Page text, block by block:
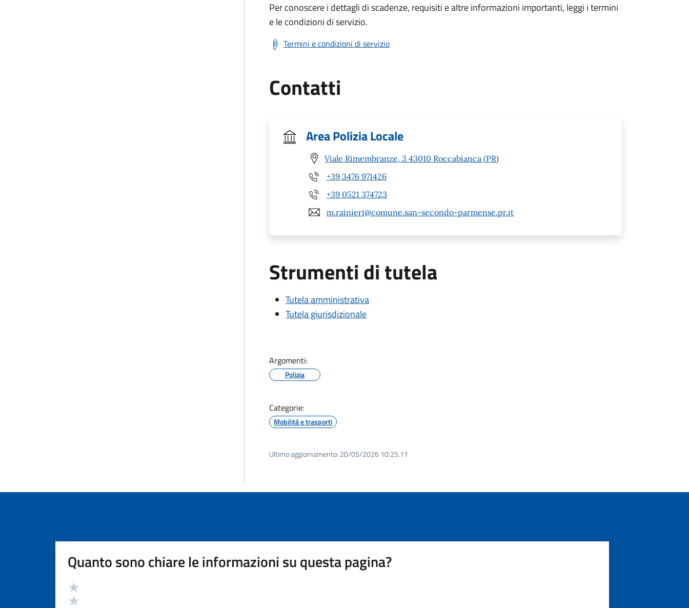
Per conoscere i dettagli di scadenze, requisiti e altre informazioni importanti, leggi i termini
e le condizioni di servizio.
Termini e condizioni di servizio
Contatti
Area Polizia Locale
Viale Rimembranze, 3 43010 Roccabianca (PR)
+39 3476 971426
+39 0521 374723
m.rainieri@comune.san-secondo-parmense.pr.it
Strumenti di tutela
Tutela amministrativa
Tutela giurisdizionale
Argomenti:
Polizia
Categorie:
Mobilità e trasporti
Ultimo aggiornamento: 20/05/2026 10:25.11
Quanto sono chiare le informazioni su questa pagina?
Valutazione